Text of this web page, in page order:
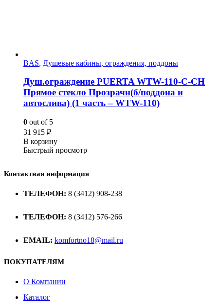
BAS, Душевые кабины, ограждения, поддоны
Душ.ограждение PUERTA WTW-110-С-СH
Прямое стекло Прозрачн(б/поддона и
автослива) (1 часть – WTW-110)
0 out of 5
31 915 ₽
В корзину
Быстрый просмотр
Контактная информация
ТЕЛЕФОН: 8 (3412) 908-238
ТЕЛЕФОН: 8 (3412) 576-266
EMAIL: komfortno18@mail.ru
ПОКУПАТЕЛЯМ
О Компании
Каталог